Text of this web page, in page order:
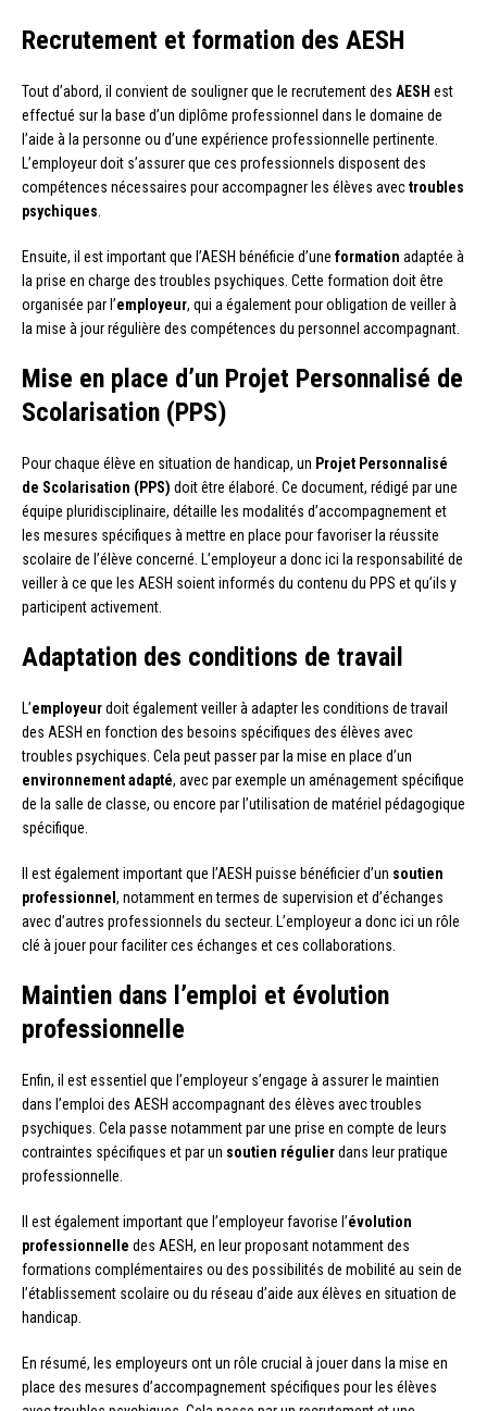
Recrutement et formation des AESH
Tout d’abord, il convient de souligner que le recrutement des AESH est
effectué sur la base d’un diplôme professionnel dans le domaine de
l’aide à la personne ou d’une expérience professionnelle pertinente.
L’employeur doit s’assurer que ces professionnels disposent des
compétences nécessaires pour accompagner les élèves avectroubles
psychiques
Ensuite, il est important que l’AESH bénéficie d’une formation adaptée à
la prise en charge des troubles psychiques. Cette formation doit être
organisée par l’employeur, qui a également pour obligation de veiller à
la mise à jour régulière des compétences du personnel accompagnant.
Mise en place d’un Projet Personnalisé de
Scolarisation (PPS)
Pour chaque élève en situation de handicap, un Projet Personnalisé
de Scolarisation (PPS) doit être élaboré. Ce document, rédigé par une
équipe pluridisciplinaire, détaille les modalités d’accompagnement et
les mesures spécifiques à mettre en place pour favoriser la réussite
scolaire de l’élève concerné. L’employeur a donc ici la responsabilité de
veiller à ce que les AESH soient informés du contenu du PPS et qu’ils y
participent activement.
Adaptation des conditions de travail
L’employeurdoit également veiller à adapter les conditions de travail
des AESH en fonction des besoins spécifiques des élèves avec
troubles psychiques. Cela peut passer par la mise en place d’un
environnement adapté, avec par exemple un aménagement spécifique
de la salle de classe, ou encore par l’utilisation de matériel pédagogique
spécifique.
Il est également important que l’AESH puisse bénéficier d’un soutien
professionnel , notamment en termes de supervision et d’échanges
avec d’autres professionnels du secteur. L’employeur a donc ici un rôle
clé à jouer pour faciliter ces échanges et ces collaborations.
Maintien dans l’emploi et évolution
professionnelle
Enfin, il est essentiel que l’employeur s’engage à assurer le maintien
dans l’emploi des AESH accompagnant des élèves avec troubles
psychiques. Cela passe notamment par une prise en compte de leurs
contraintes spécifiques et par un soutien régulierdans leur pratique
professionnelle.
Il est également important que l’employeur favorise l’évolution
professionnelle des AESH, en leur proposant notamment des
formations complémentaires ou des possibilités de mobilité au sein de
l’établissement scolaire ou du réseau d’aide aux élèves en situation de
handicap.
En résumé, les employeurs ont un rôle crucial à jouer dans la mise en
place des mesures d’accompagnement spécifiques pour les élèves